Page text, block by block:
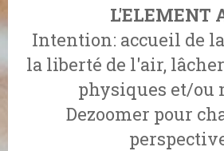
L'ELEMENT
Intention: accueil de
la liberté de l'air,
physiques et/ou
Dezoomer pour